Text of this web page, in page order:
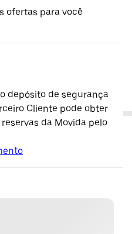
ofertas para você
depósito de segurança
Cliente pode obter
da Movida pelo